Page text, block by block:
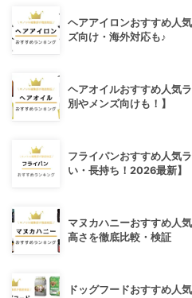
ヘアアイロンおすすめ人
ズ向け・海外対応も♪
ヘアオイルおすすめ人気
別やメンズ向けも！】
フライパンおすすめ人気
い・長持ち！2026最新】
マヌカハニーおすすめ人
高さを徹底比較・検証
ドッグフードおすすめ人